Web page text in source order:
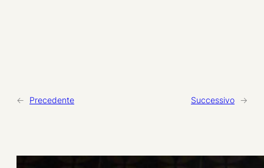
← Precedente Successivo →